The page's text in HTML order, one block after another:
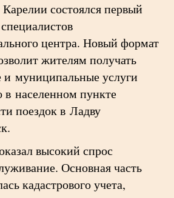
состоялся первый
центра. Новый формат
жителям получать
и муниципальные услуги
в населенном пункте
поездок в Ладву
высокий спрос
Основная часть
кадастрового учета,